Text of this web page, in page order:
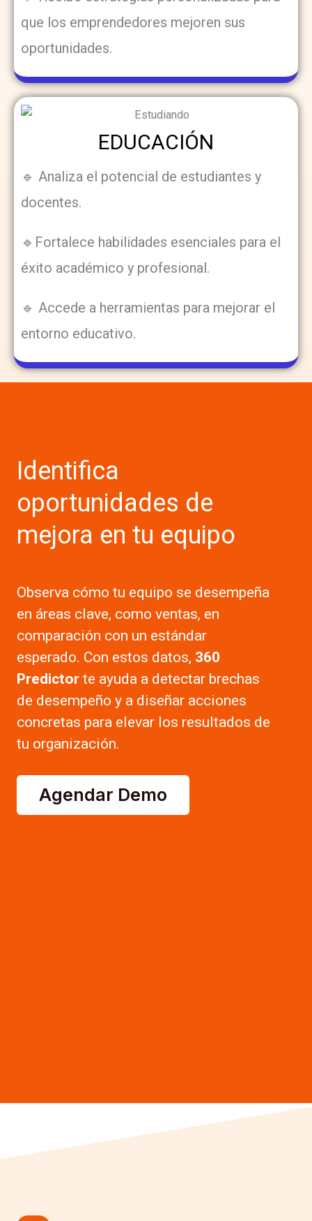
que los emprendedores mejoren sus
oportunidades.
EDUCACIÓN
🔹 Analiza el potencial de estudiantes y
docentes.
🔹Fortalece habilidades esenciales para el
éxito académico y profesional.
🔹 Accede a herramientas para mejorar el
entorno educativo.
Identifica
oportunidades de
mejora en tu equipo
Observa cómo tu equipo se desempeña
en áreas clave, como ventas, en
comparación con un estándar
esperado. Con estos datos, 360
Predictor te ayuda a detectar brechas
de desempeño y a diseñar acciones
concretas para elevar los resultados de
tu organización.
Agendar Demo